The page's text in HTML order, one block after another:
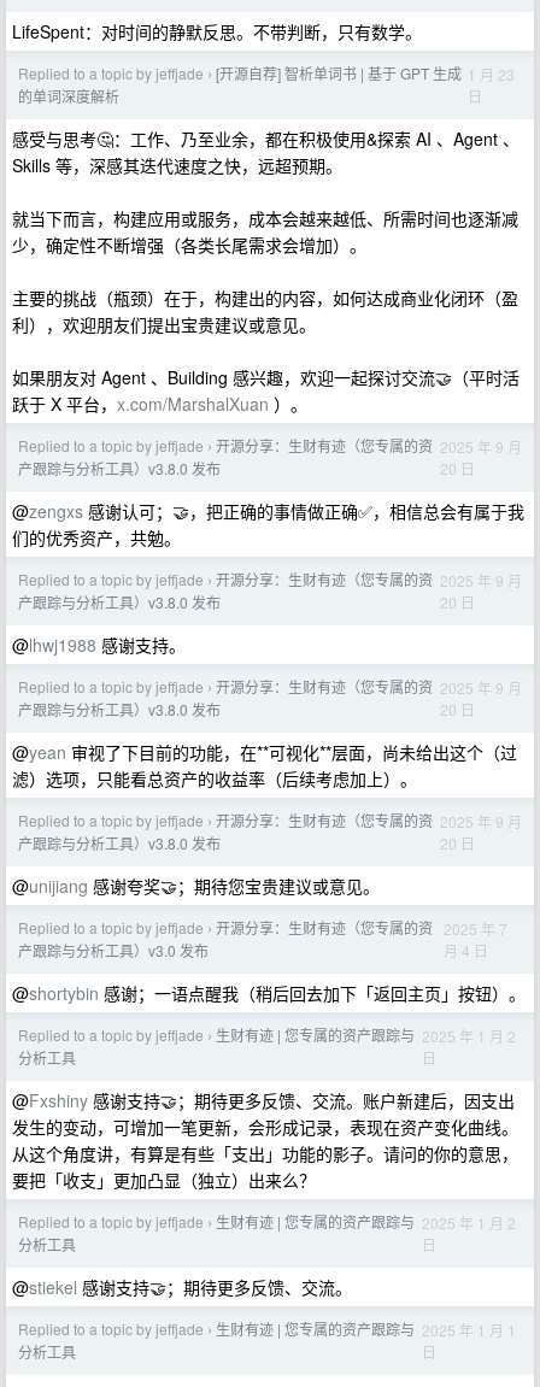
LifeSpent：对时间的静默反思。不带判断，只有数学。
Replied to a topic by jeffjade › [开源自荐] 智析单词书 | 基于 GPT 生成
的单词深度解析
1 月 23
日
感受与思考🤔：工作、乃至业余，都在积极使用&探索 AI 、Agent 、
Skills 等，深感其迭代速度之快，远超预期。
就当下而言，构建应用或服务，成本会越来越低、所需时间也逐渐减
少，确定性不断增强（各类长尾需求会增加）。
主要的挑战（瓶颈）在于，构建出的内容，如何达成商业化闭环（盈
利），欢迎朋友们提出宝贵建议或意见。
如果朋友对 Agent 、Building 感兴趣，欢迎一起探讨交流🤝（平时活
跃于 X 平台， x.com/MarshalXuan ）。
Replied to a topic by jeffjade › 开源分享：生财有迹（您专属的资
产跟踪与分析工具）v3.8.0 发布
2025 年 9 月
20 日
@zengxs 感谢认可；🤝，把正确的事情做正确✅，相信总会有属于我
们的优秀资产，共勉。
Replied to a topic by jeffjade › 开源分享：生财有迹（您专属的资
产跟踪与分析工具）v3.8.0 发布
2025 年 9 月
20 日
@lhwj1988 感谢支持。
Replied to a topic by jeffjade › 开源分享：生财有迹（您专属的资
产跟踪与分析工具）v3.8.0 发布
2025 年 9 月
20 日
@yean 审视了下目前的功能，在**可视化**层面，尚未给出这个（过
滤）选项，只能看总资产的收益率（后续考虑加上）。
Replied to a topic by jeffjade › 开源分享：生财有迹（您专属的资
产跟踪与分析工具）v3.8.0 发布
2025 年 9 月
20 日
@unijiang 感谢夸奖🤝；期待您宝贵建议或意见。
Replied to a topic by jeffjade › 开源分享：生财有迹（您专属的资
产跟踪与分析工具）v3.0 发布
2025 年 7
月 4 日
@shortybin 感谢；一语点醒我（稍后回去加下「返回主页」按钮）。
Replied to a topic by jeffjade › 生财有迹 | 您专属的资产跟踪与
分析工具
2025 年 1 月 2
日
@Fxshiny 感谢支持🤝；期待更多反馈、交流。账户新建后，因支出
发生的变动，可增加一笔更新，会形成记录，表现在资产变化曲线。
从这个角度讲，有算是有些「支出」功能的影子。请问的你的意思，
要把「收支」更加凸显（独立）出来么？
Replied to a topic by jeffjade › 生财有迹 | 您专属的资产跟踪与
分析工具
2025 年 1 月 2
日
@stiekel 感谢支持🤝；期待更多反馈、交流。
Replied to a topic by jeffjade › 生财有迹 | 您专属的资产跟踪与
分析工具
2025 年 1 月 1
日